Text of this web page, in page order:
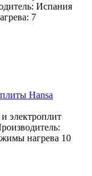
Испания
7
Hansa
электроплит
нагрева 10